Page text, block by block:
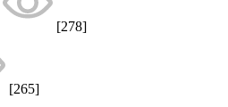
[278]
[265]